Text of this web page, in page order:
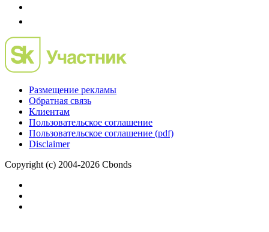
Размещение рекламы
Обратная связь
Клиентам
Пользовательское соглашение
Пользовательское соглашение (pdf)
Disclaimer
Copyright (c) 2004-2026 Cbonds